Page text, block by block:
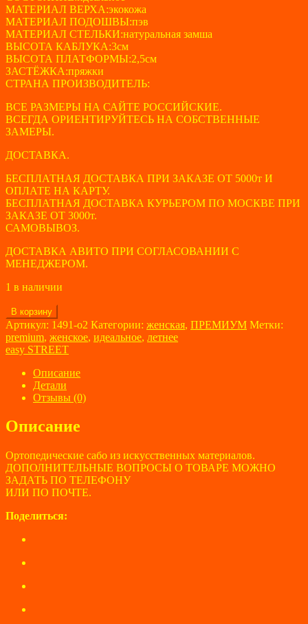
МАТЕРИАЛ ВЕРХА:экокожа
МАТЕРИАЛ ПОДОШВЫ:пэв
МАТЕРИАЛ СТЕЛЬКИ:натуральная замша
ВЫСОТА КАБЛУКА:3см
ВЫСОТА ПЛАТФОРМЫ:2,5см
ЗАСТЁЖКА:пряжки
СТРАНА ПРОИЗВОДИТЕЛЬ:
ВСЕ РАЗМЕРЫ НА САЙТЕ РОССИЙСКИЕ.
ВСЕГДА ОРИЕНТИРУЙТЕСЬ НА СОБСТВЕННЫЕ
ЗАМЕРЫ.
ДОСТАВКА.
БЕСПЛАТНАЯ ДОСТАВКА ПРИ ЗАКАЗЕ ОТ 5000т И
ОПЛАТЕ НА КАРТУ.
БЕСПЛАТНАЯ ДОСТАВКА КУРЬЕРОМ ПО МОСКВЕ ПРИ
ЗАКАЗЕ ОТ 3000т.
САМОВЫВОЗ.
ДОСТАВКА АВИТО ПРИ СОГЛАСОВАНИИ С
МЕНЕДЖЕРОМ.
1 в наличии
Количество
товара
Ортопедические
сабо
женские
easy
STREET
размер
В корзину
Артикул: 1491-о2 Категории: женская, ПРЕМИУМ Метки:
premium, женское, идеальное, летнее
easy STREET
Описание
Детали
Отзывы (0)
Описание
Ортопедические сабо из искусственных материалов.
ДОПОЛНИТЕЛЬНЫЕ ВОПРОСЫ О ТОВАРЕ МОЖНО
ЗАДАТЬ ПО ТЕЛЕФОНУ
ИЛИ ПО ПОЧТЕ.
Поделиться: